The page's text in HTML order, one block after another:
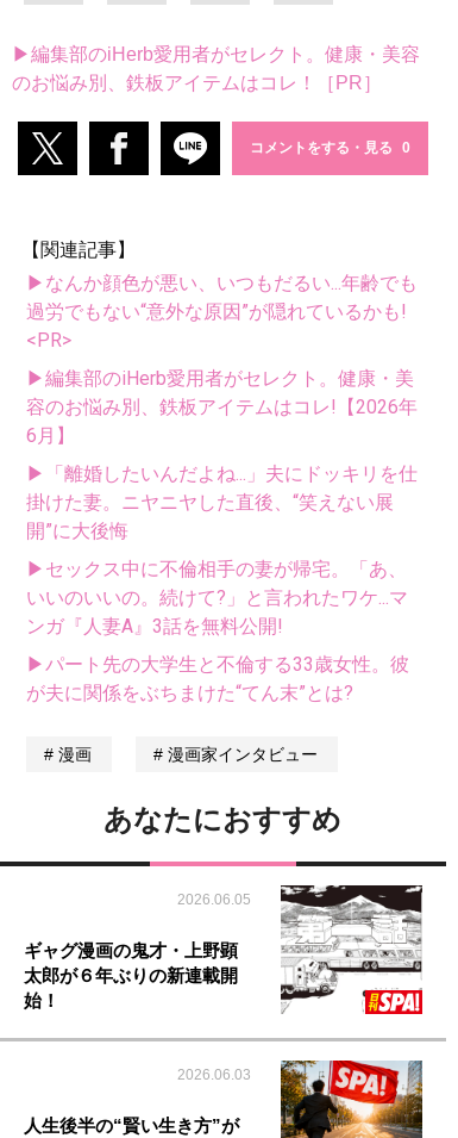
▶編集部のiHerb愛用者がセレクト。健康・美容
のお悩み別、鉄板アイテムはコレ！［PR］
コメントをする・見る
【関連記事】
▶なんか顔色が悪い、いつもだるい...年齢でも
過労でもない“意外な原因”が隠れているかも!
<PR>
▶編集部のiHerb愛用者がセレクト。健康・美
容のお悩み別、鉄板アイテムはコレ!【2026年
6月】
▶「離婚したいんだよね...」夫にドッキリを仕
掛けた妻。ニヤニヤした直後、“笑えない展
開”に大後悔
▶セックス中に不倫相手の妻が帰宅。「あ、
いいのいいの。続けて?」と言われたワケ...マ
ンガ『人妻A』3話を無料公開!
▶パート先の大学生と不倫する33歳女性。彼
が夫に関係をぶちまけた“てん末”とは?
漫画 漫画家インタビュー
あなたにおすすめ
2026.06.05
ギャグ漫画の鬼才・上野顕
太郎が６年ぶりの新連載開
始！
2026.06.03
人生後半の“賢い生き方”が